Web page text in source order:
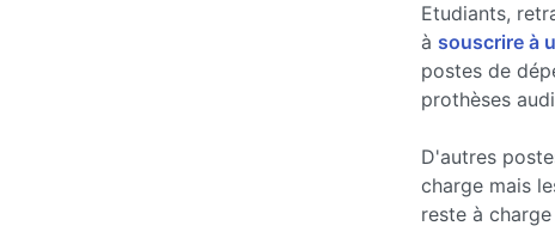
Etudiants,
à souscrire à
postes de
prothèses
D'autres
charge mais
reste à